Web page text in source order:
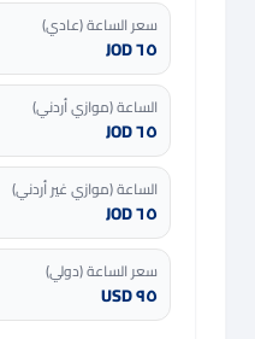
سعر الساعة (عادي)
٦٥ JOD
الساعة (موازي أردني)
٦٥ JOD
الساعة (موازي غير أردني)
٦٥ JOD
سعر الساعة (دولي)
٩٥ USD